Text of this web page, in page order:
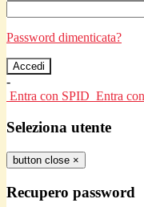
Password dimenticata?
-
Entra con SPID Entra
Seleziona utente
button close ×
Recupero password